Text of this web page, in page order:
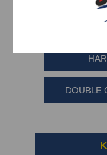
LIGHT
DOUBLE